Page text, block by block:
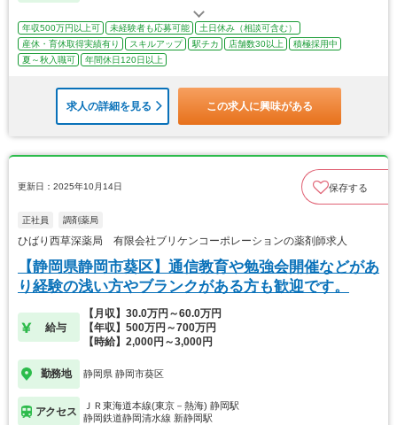
年収500万円以上可 未経験者も応募可能
土日休み（相談可含む）
産休・育休取得実績有り
スキルアップ 駅チカ 店舗数30以上
積極採用中
夏～秋入職可
年間休日120日以上
求人の詳細を見る この求人に興味がある
更新日：2025年10月14日 保存する
正社員 調剤薬局
ひばり西草深薬局 有限会社ブリケンコーポレーションの薬剤師求人
【静岡県静岡市葵区】通信教育や勉強会開催などがあ
り経験の浅い方やブランクがある方も歓迎です。
給与
【月収】30.0万円～60.0万円
【年収】500万円～700万円
【時給】2,000円～3,000円
勤務地 静岡県 静岡市葵区
アクセス
ＪＲ東海道本線(東京－熱海) 静岡駅
静岡鉄道静岡清水線 新静岡駅